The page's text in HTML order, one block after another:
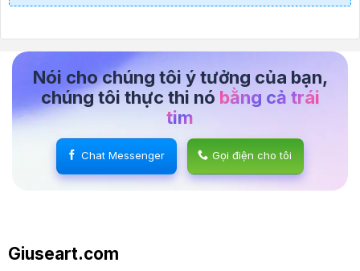
Nói cho chúng tôi ý tưởng của bạn,
chúng tôi thực thi nó bằng cả trái
tim
Chat Messenger Gọi điện cho tôi
Giuseart.com